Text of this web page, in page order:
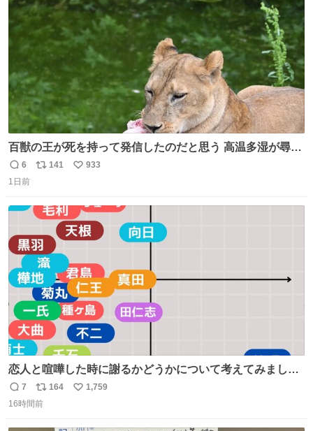
数
百獣の王が死を持って発信したのだと思う 高温多湿が尋常
でない日本の夏 どうか早急に飼育の環境を見直して 動物の
命を護ってください…と 治療中のライオンが助かりますよ
動物公園にて 残念ながら個体の識別は出来ません
返
信
6
リ
ト
141
い
数
933
1日前
恋人と喧嘩した時に謝るかどうかについて考えてみました
💭 ▶︎自分から謝る or 悪くないなら謝らない ▶︎ねちねちす
る or さっぱりしている 個人的見解です！色々と許してく
返
信
7
リ
ポ
164
い
1,759
16時間前